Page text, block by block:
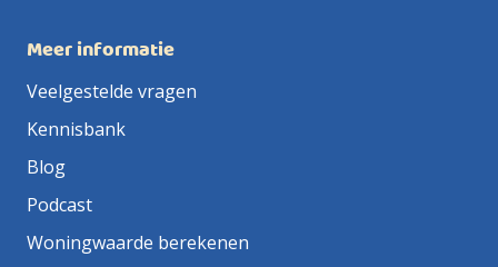
Meer informatie
Veelgestelde vragen
Kennisbank
Blog
Podcast
Woningwaarde berekenen